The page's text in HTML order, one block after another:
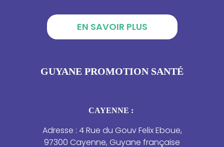
EN SAVOIR PLUS
GUYANE PROMOTION SANTÉ
CAYENNE :
Adresse : 4 Rue du Gouv Felix Eboue,
97300 Cayenne, Guyane française